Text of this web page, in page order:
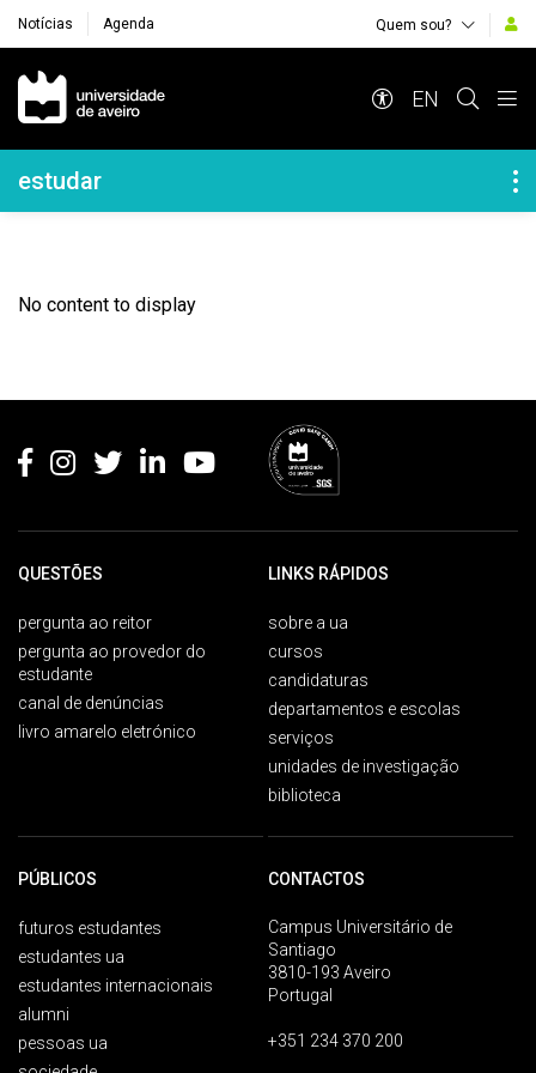
Notícias Agenda Quem sou?
Navegação Principal
EN
Navegação Lateral
estudar
No content to display
QUESTÕES
pergunta ao reitor
pergunta ao provedor do
estudante
canal de denúncias
livro amarelo eletrónico
LINKS RÁPIDOS
sobre a ua
cursos
candidaturas
departamentos e escolas
serviços
unidades de investigação
biblioteca
PÚBLICOS
futuros estudantes
estudantes ua
estudantes internacionais
alumni
pessoas ua
CONTACTOS
Campus Universitário de
Santiago
3810-193 Aveiro
Portugal
+351 234 370 200